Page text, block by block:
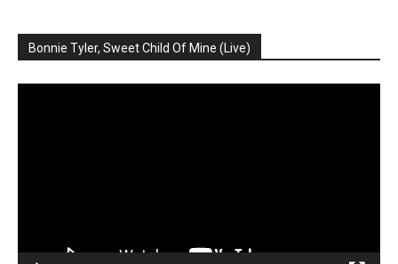
Bonnie Tyler, Sweet Child Of Mine (Live)